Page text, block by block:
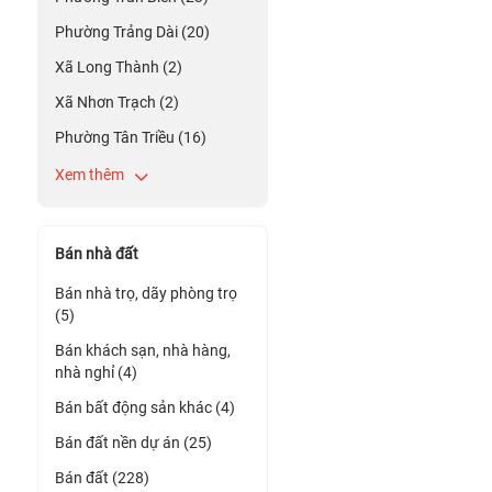
Phường Trảng Dài (20)
Xã Long Thành (2)
Xã Nhơn Trạch (2)
Phường Tân Triều (16)
Xem thêm
Bán nhà đất
Bán nhà trọ, dãy phòng trọ
(5)
Bán khách sạn, nhà hàng,
nhà nghỉ (4)
Bán bất động sản khác (4)
Bán đất nền dự án (25)
Bán đất (228)